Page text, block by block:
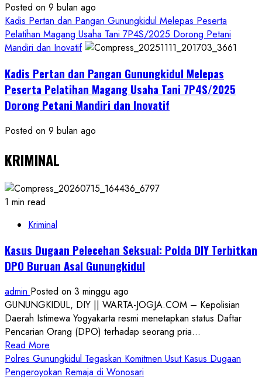
Posted on 9 bulan ago
Kadis Pertan dan Pangan Gunungkidul Melepas Peserta
Pelatihan Magang Usaha Tani 7P4S/2025 Dorong Petani
Mandiri dan Inovatif
Kadis Pertan dan Pangan Gunungkidul Melepas
Peserta Pelatihan Magang Usaha Tani 7P4S/2025
Dorong Petani Mandiri dan Inovatif
Posted on 9 bulan ago
KRIMINAL
1 min read
Kriminal
Kasus Dugaan Pelecehan Seksual: Polda DIY Terbitkan
DPO Buruan Asal Gunungkidul
admin Posted on 3 minggu ago
GUNUNGKIDUL, DIY || WARTA-JOGJA.COM – Kepolisian
Daerah Istimewa Yogyakarta resmi menetapkan status Daftar
Pencarian Orang (DPO) terhadap seorang pria...
Read More
more
about
Polres Gunungkidul Tegaskan Komitmen Usut Kasus Dugaan
Pengeroyokan Remaja di Wonosari